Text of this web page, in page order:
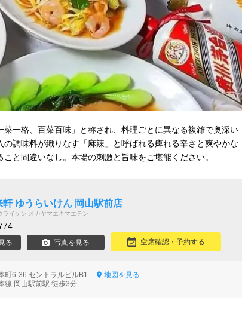
一格、百菜百味」と称され、料理ごとに異なる複雑で奥深い
調味料が織りなす「麻辣」と呼ばれる痺れる辛さと爽やかな
と間違いなし。本場の刺激と旨味をご堪能ください。
軒 ゆうらいけん 岡山駅前店
ライケン オカヤマエキマエテン
る 写真を見る 空席確認・予約する
町6-36 セントラルビルB1
地図を見る
線 岡山駅前駅 徒歩3分